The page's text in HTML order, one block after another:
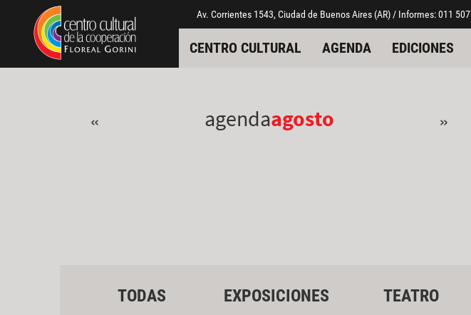
Pasar al contenido principal
Jump to main content Av. Corrientes 1543, Ciudad de Buenos Aires (AR) / Informes: 011
CENTRO CULTURAL AGENDA EDICIONES
« agendaagosto »
TODAS EXPOSICIONES TEATRO